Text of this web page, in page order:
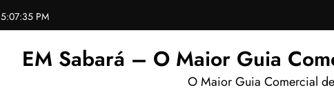
5:07:36 PM
EM Sabará – O Maior Guia
O Maior Guia Comercial